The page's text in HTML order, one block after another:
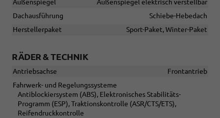
Außenspiegel
Außenspiegel elektrisch verstellbar
Dachausführung
Schiebe-Hebedach
Herstellerpaket
Sport-Paket, Winter-Paket
RÄDER & TECHNIK
Antriebsachse
Frontantrieb
Fahrwerk- und Regelungssysteme
Antiblockiersystem (ABS), Elektronisches Stabilitäts-
Programm (ESP), Traktionskontrolle (ASR/CTS/ETS),
Reifendruckkontrolle